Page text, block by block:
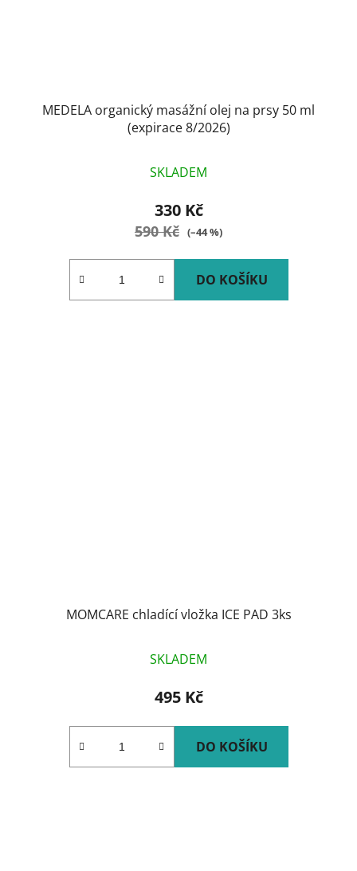
MEDELA organický masážní olej na prsy 50 ml
(expirace 8/2026)
SKLADEM
330 Kč
590 Kč (–44 %)
DO KOŠÍKU
MOMCARE chladící vložka ICE PAD 3ks
SKLADEM
495 Kč
DO KOŠÍKU